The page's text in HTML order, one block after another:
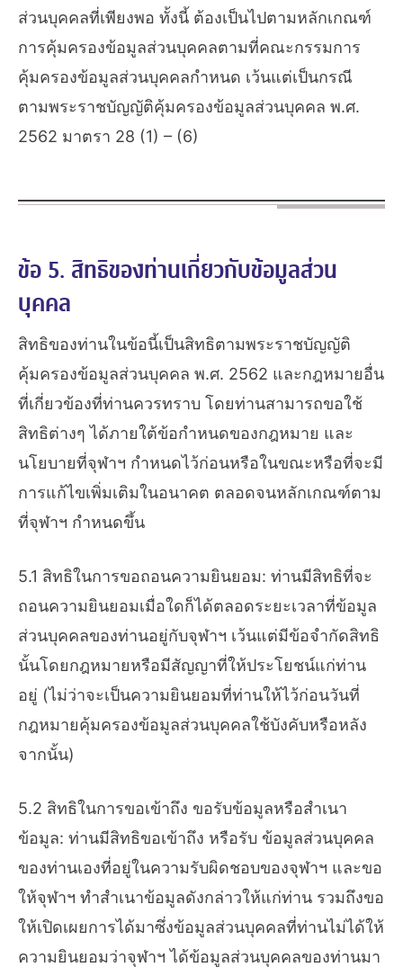
ส่วนบุคคลที่เพียงพอ ทั้งนี้ ต้องเป็นไปตามหลักเกณฑ์
การคุ้มครองข้อมูลส่วนบุคคลตามที่คณะกรรมการ
คุ้มครองข้อมูลส่วนบุคคลกำหนด เว้นแต่เป็นกรณี
ตามพระราชบัญญัติคุ้มครองข้อมูลส่วนบุคคล พ.ศ.
2562 มาตรา 28 (1) – (6)
ข้อ 5. สิทธิของท่านเกี่ยวกับข้อมูลส่วน
บุคคล
สิทธิของท่านในข้อนี้เป็นสิทธิตามพระราชบัญญัติ
คุ้มครองข้อมูลส่วนบุคคล พ.ศ. 2562 และกฎหมายอื่น
ที่เกี่ยวข้องที่ท่านควรทราบ โดยท่านสามารถขอใช้
สิทธิต่างๆ ได้ภายใต้ข้อกำหนดของกฎหมาย และ
นโยบายที่จุฬาฯ กำหนดไว้ก่อนหรือในขณะหรือที่จะมี
การแก้ไขเพิ่มเติมในอนาคต ตลอดจนหลักเกณฑ์ตาม
ที่จุฬาฯ กำหนดขึ้น
5.1 สิทธิในการขอถอนความยินยอม: ท่านมีสิทธิที่จะ
ถอนความยินยอมเมื่อใดก็ได้ตลอดระยะเวลาที่ข้อมูล
ส่วนบุคคลของท่านอยู่กับจุฬาฯ เว้นแต่มีข้อจำกัดสิทธิ
นั้นโดยกฎหมายหรือมีสัญญาที่ให้ประโยชน์แก่ท่าน
อยู่ (ไม่ว่าจะเป็นความยินยอมที่ท่านให้ไว้ก่อนวันที่
กฎหมายคุ้มครองข้อมูลส่วนบุคคลใช้บังคับหรือหลัง
จากนั้น)
5.2 สิทธิในการขอเข้าถึง ขอรับข้อมูลหรือสำเนา
ข้อมูล: ท่านมีสิทธิขอเข้าถึง หรือรับ ข้อมูลส่วนบุคคล
ของท่านเองที่อยู่ในความรับผิดชอบของจุฬาฯ และขอ
ให้จุฬาฯ ทำสำเนาข้อมูลดังกล่าวให้แก่ท่าน รวมถึงขอ
ให้เปิดเผยการได้มาซึ่งข้อมูลส่วนบุคคลที่ท่านไม่ได้ให้
ความยินยอมว่าจุฬาฯ ได้ข้อมูลส่วนบุคคลของท่านมา